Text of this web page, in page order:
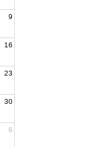
9
16
23
30
6